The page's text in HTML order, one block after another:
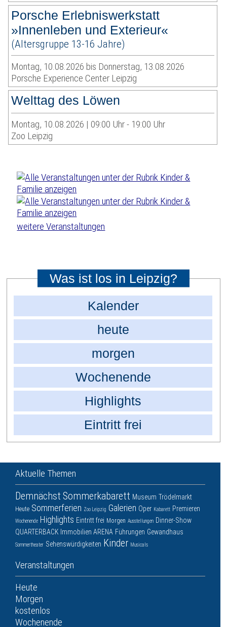
Porsche Erlebniswerkstatt
»Innenleben und Exterieur«
(Altersgruppe 13-16 Jahre)
Montag, 10.08.2026 bis Donnerstag, 13.08.2026
Porsche Experience Center Leipzig
Welttag des Löwen
Montag, 10.08.2026 | 09:00 Uhr - 19:00 Uhr
Zoo Leipzig
weitere Veranstaltungen
Was ist los in Leipzig?
Kalender
heute
morgen
Wochenende
Highlights
Eintritt frei
Aktuelle Themen
Demnächst Sommerkabarett Museum Trödelmarkt
Heute Sommerferien Zoo Leipzig Galerien Oper Kabarett Premieren
Wochenende Highlights Eintritt frei Morgen Ausstellungen Dinner-Show
QUARTERBACK Immobilien ARENA Führungen Gewandhaus
Sommertheater Sehenswürdigkeiten Kinder Musicals
Veranstaltungen
Heute
Morgen
kostenlos
Wochenende